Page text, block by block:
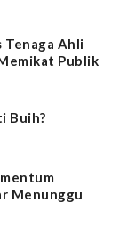
Tenaga Ahli
Publik
Buih?
Menunggu